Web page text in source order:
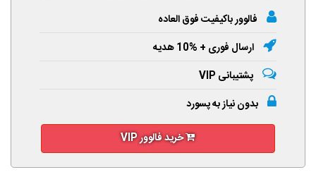
فالوور باکیفیت فوق العاده
ارسال فوری + %10 هدیه
پشتیبانی VIP
بدون نیاز به پسورد
خرید فالوور VIP